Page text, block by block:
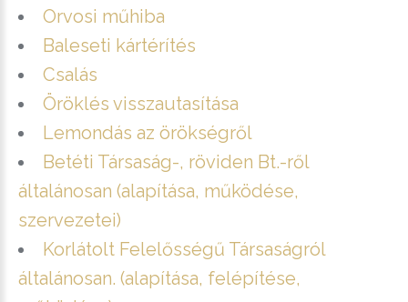
Orvosi műhiba
Baleseti kártérítés
Csalás
Öröklés visszautasítása
Lemondás az örökségről
Betéti Társaság-, röviden Bt.-ről
általánosan (alapítása, működése,
szervezetei)
Korlátolt Felelősségű Társaságról
általánosan. (alapítása, felépítése,